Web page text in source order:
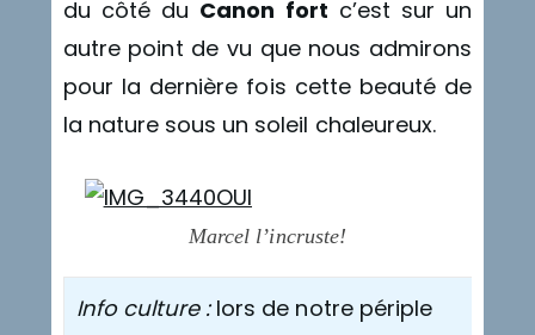
du côté du Canon fort c’est sur un
autre point de vu que nous admirons
pour la dernière fois cette beauté de
la nature sous un soleil chaleureux.
Marcel l’incruste!
Info culture :lors de notre périple